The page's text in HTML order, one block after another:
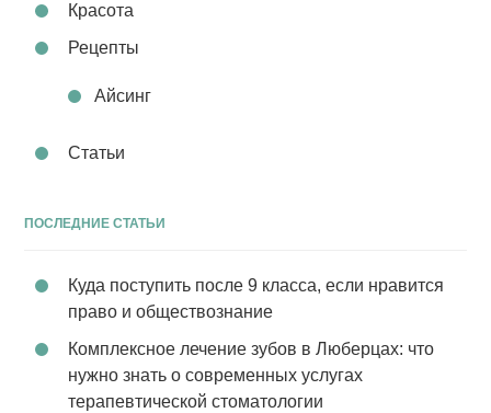
Красота
Рецепты
Айсинг
Статьи
ПОСЛЕДНИЕ СТАТЬИ
Куда поступить после 9 класса, если нравится
право и обществознание
Комплексное лечение зубов в Люберцах: что
нужно знать о современных услугах
терапевтической стоматологии